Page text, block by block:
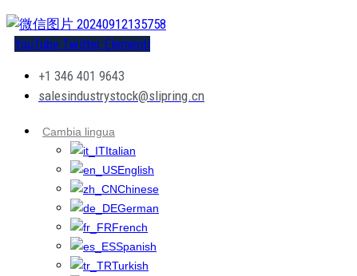
YouTube Twitter Elementi
+1 346 401 9643
salesindustrystock@slipring.cn
Cambia lingua
Italian
English
Chinese
German
French
Spanish
Turkish